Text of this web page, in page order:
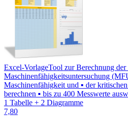
Excel-VorlageTool zur Berechnung
Maschinenfähigkeitsuntersuchung
Maschinenfähigkeit und ▪ der
berechnen ▪ bis zu 400 Messwerte
1 Tabelle + 2 Diagramme
7,80